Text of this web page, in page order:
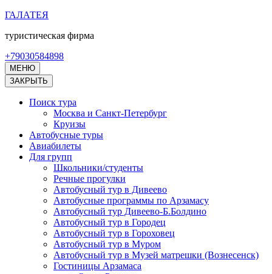
Перейти
содержимому
Enter)
ГАЛАТЕЯ
туристическая фирма
+79030584898
МЕНЮ
ЗАКРЫТЬ
Поиск тура
Москва и Санкт-Петербург
Круизы
Автобусные туры
Авиабилеты
Для групп
Школьники/студенты
Речные прогулки
Автобусный тур в Дивеево
Автобусные программы по Арзамасу
Автобусный тур Дивеево-Б.Болдино
Автобусный тур в Городец
Автобусный тур в Гороховец
Автобусный тур в Муром
Автобусный тур в Музей матрешки (Вознесенск)
Гостиницы Арзамаса